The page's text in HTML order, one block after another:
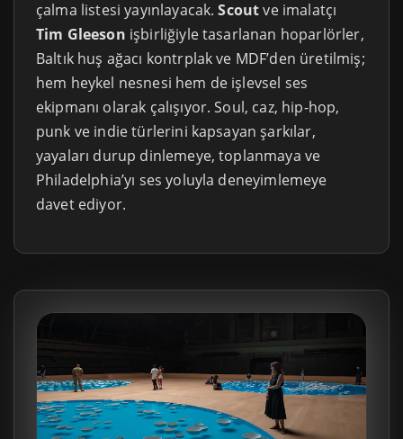
çalma listesi yayınlayacak.Scoutve imalatçı
Tim Gleeson işbirliğiyle tasarlanan hoparlörler,
Baltık huş ağacı kontrplak ve MDF’den üretilmiş;
hem heykel nesnesi hem de işlevsel ses
ekipmanı olarak çalışıyor. Soul, caz, hip-hop,
punk ve indie türlerini kapsayan şarkılar,
yayaları durup dinlemeye, toplanmaya ve
Philadelphia’yı ses yoluyla deneyimlemeye
davet ediyor.